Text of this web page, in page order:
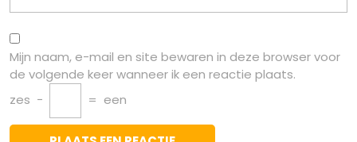
Mijn naam, e-mail en site bewaren in deze browser voor
de volgende keer wanneer ik een reactie plaats.
zes − = een